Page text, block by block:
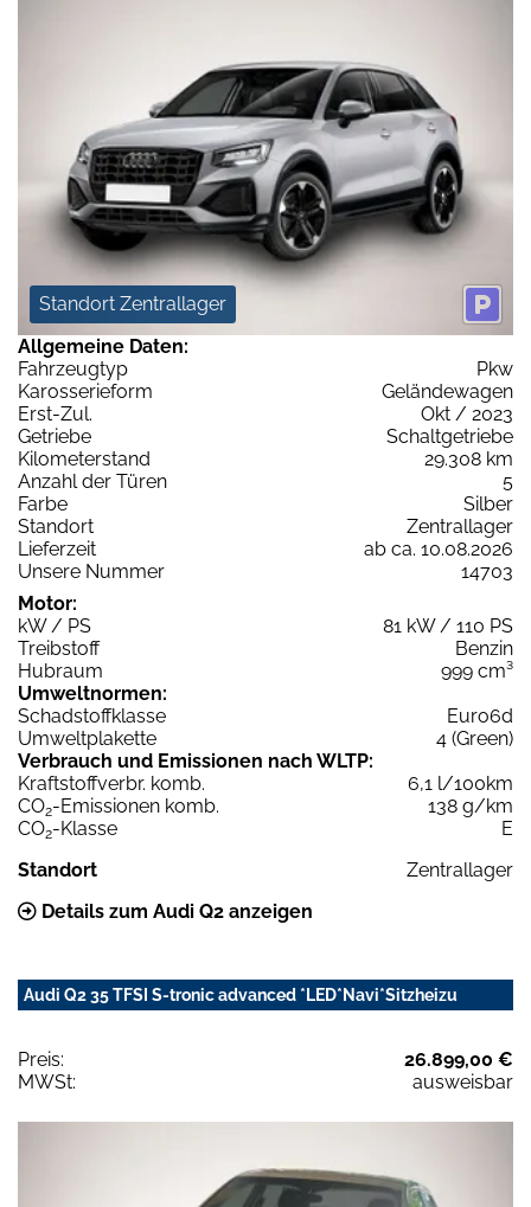
Standort Zentrallager
Allgemeine Daten:
Fahrzeugtyp
Pkw
Karosserieform
Geländewagen
Erst-Zul.
Okt / 2023
Getriebe
Schaltgetriebe
Kilometerstand
29.308 km
Anzahl der Türen
5
Farbe
Silber
Standort
Zentrallager
Lieferzeit
ab ca. 10.08.2026
Unsere Nummer
14703
Motor:
kW / PS
81 kW / 110 PS
Treibstoff
Benzin
Hubraum
999 cm³
Umweltnormen:
Schadstoffklasse
Euro6d
Umweltplakette
4 (Green)
Verbrauch und Emissionen nach WLTP:
Kraftstoffverbr. komb.
6,1 l/100km
CO2-Emissionen komb.
138 g/km
CO2-Klasse
E
Standort
Zentrallager
Details zum Audi Q2 anzeigen
Audi Q2 35 TFSI S-tronic advanced *LED*Navi*Sitzheizu
Preis:
26.899,00 €
MWSt:
ausweisbar